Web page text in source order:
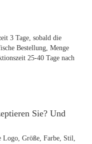
3 ​​Tage, sobald die
Bestellung, Menge
25-40 Tage nach
Sie? Und
Logo, Größe, Farbe, Stil,